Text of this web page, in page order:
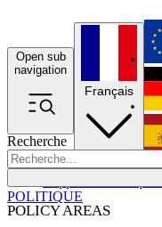
Open sub
navigation
Recherche
POLICY AREAS
Français
POLITIQUE